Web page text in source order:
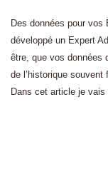
Des données pour
développé un Expert
être, que vos données
de l’historique
Dans cet article je